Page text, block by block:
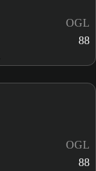
OGL
88
OGL
88